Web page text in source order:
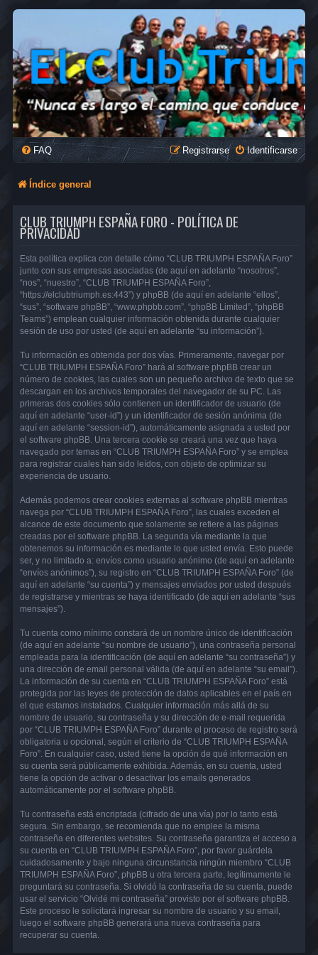
FAQ Identificarse
Registrarse
Índice general
CLUB TRIUMPH ESPAÑA FORO - POLÍTICA DE
PRIVACIDAD
Esta política explica con detalle cómo “CLUB TRIUMPH ESPAÑA Foro”
junto con sus empresas asociadas (de aquí en adelante “nosotros”,
“nos”, “nuestro”, “CLUB TRIUMPH ESPAÑA Foro”,
“https://elclubtriumph.es:443”) y phpBB (de aquí en adelante “ellos”,
“sus”, “software phpBB”, “www.phpbb.com”, “phpBB Limited”, “phpBB
Teams”) emplean cualquier información obtenida durante cualquier
sesión de uso por usted (de aquí en adelante “su información”).
Tu información es obtenida por dos vías. Primeramente, navegar por
“CLUB TRIUMPH ESPAÑA Foro” hará al software phpBB crear un
número de cookies, las cuales son un pequeño archivo de texto que se
descargan en los archivos temporales del navegador de su PC. Las
primeras dos cookies sólo contienen un identificador de usuario (de
aquí en adelante “user-id”) y un identificador de sesión anónima (de
aquí en adelante “session-id”), automáticamente asignada a usted por
el software phpBB. Una tercera cookie se creará una vez que haya
navegado por temas en “CLUB TRIUMPH ESPAÑA Foro” y se emplea
para registrar cuales han sido leídos, con objeto de optimizar su
experiencia de usuario.
Además podemos crear cookies externas al software phpBB mientras
navega por “CLUB TRIUMPH ESPAÑA Foro”, las cuales exceden el
alcance de este documento que solamente se refiere a las páginas
creadas por el software phpBB. La segunda vía mediante la que
obtenemos su información es mediante lo que usted envía. Esto puede
ser, y no limitado a: envíos como usuario anónimo (de aquí en adelante
“envíos anónimos”), su registro en “CLUB TRIUMPH ESPAÑA Foro” (de
aquí en adelante “su cuenta”) y mensajes enviados por usted después
de registrarse y mientras se haya identificado (de aquí en adelante “sus
mensajes”).
Tu cuenta como mínimo constará de un nombre único de identificación
(de aquí en adelante “su nombre de usuario”), una contraseña personal
empleada para la identificación (de aquí en adelante “su contraseña”) y
una dirección de email personal válida (de aquí en adelante “su email”).
La información de su cuenta en “CLUB TRIUMPH ESPAÑA Foro” está
protegida por las leyes de protección de datos aplicables en el país en
el que estamos instalados. Cualquier información más allá de su
nombre de usuario, su contraseña y su dirección de e-mail requerida
por “CLUB TRIUMPH ESPAÑA Foro” durante el proceso de registro será
obligatoria u opcional, según el criterio de “CLUB TRIUMPH ESPAÑA
Foro”. En cualquier caso, usted tiene la opción de qué información en
su cuenta será públicamente exhibida. Además, en su cuenta, usted
tiene la opción de activar o desactivar los emails generados
automáticamente por el software phpBB.
Tu contraseña está encriptada (cifrado de una vía) por lo tanto está
segura. Sin embargo, se recomienda que no emplee la misma
contraseña en diferentes websites. Su contraseña garantiza el acceso a
su cuenta en “CLUB TRIUMPH ESPAÑA Foro”, por favor guárdela
cuidadosamente y bajo ninguna circunstancia ningún miembro “CLUB
TRIUMPH ESPAÑA Foro”, phpBB u otra tercera parte, legítimamente le
preguntará su contraseña. Si olvidó la contraseña de su cuenta, puede
usar el servicio “Olvidé mi contraseña” provisto por el software phpBB.
Este proceso le solicitará ingresar su nombre de usuario y su email,
luego el software phpBB generará una nueva contraseña para
recuperar su cuenta.